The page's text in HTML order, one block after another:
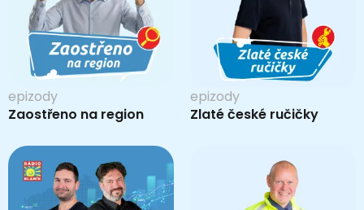
epizody
Zaostřeno na region
epizody
Zlaté české ručičky